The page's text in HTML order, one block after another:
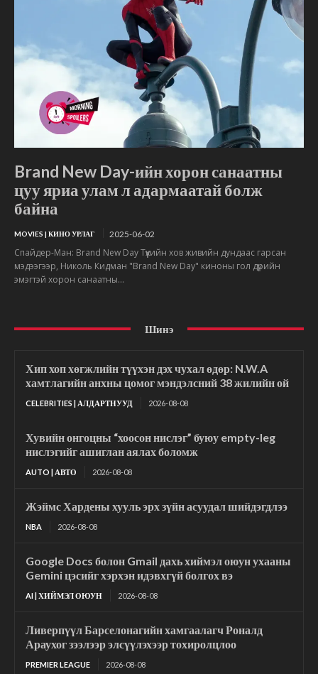
Brand New Day-ийн хорон санаатны
цуу яриа улам л адармаатай болж
байна
MOVIES | КИНО УРЛАГ 2025-06-02
Спайдер-Ман: Brand New Day Түүхийн хов живийн дундаас гарсан
мэдээгээр, Николь Кидман "Brand New Day" киноны гол дүрийн
эмэгтэй хорон санаатны...
Шинэ
Хип хоп хөгжлийн түүхэн дэх чухал өдөр: N.W.A
хамтлагийн анхны цомог мэндэлсний 38 жилийн ой
CELEBRITIES | АЛДАРТНУУД 2026-08-08
Хувийн онгоцны “хоосон нислэг” буюу empty-leg
нислэгийг ашиглан аялах боломж
AUTO | АВТО 2026-08-08
Жэймс Хардены хууль эрх зүйн асуудал шийдэгдлээ
NBA 2026-08-08
Google Docs болон Gmail дахь хиймэл оюун ухааны
Gemini цэсийг хэрхэн идэвхгүй болгох вэ
AI | ХИЙМЭЛ ОЮУН 2026-08-08
Ливерпүүл Барселонагийн хамгаалагч Роналд
Араухог зээлээр элсүүлэхээр тохиролцлоо
PREMIER LEAGUE 2026-08-08